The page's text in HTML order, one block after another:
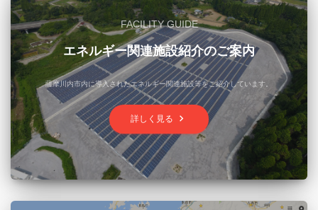
FACILITY GUIDE
エネルギー関連施設紹介のご案内
薩摩川内市内に導入されたエネルギー関連施設等をご紹介しています。
詳しく見る keyboard_arrow_right